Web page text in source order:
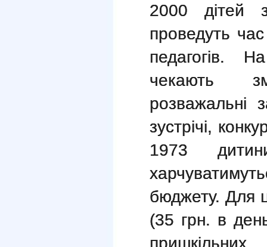
2000 дітей
проведуть
педагогів.
чекають
розважальні
зустрічі,
1973
бюджету. Для
(35 грн. в